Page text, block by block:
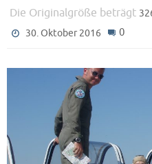
Die Originalgröße beträgt
30. Oktober 2016
0